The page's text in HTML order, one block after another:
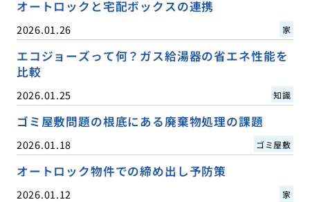
オートロックと宅配ボックスの連携
2026.01.26 家
エコジョーズって何？ガス給湯器の省エネ性能を
比較
2026.01.25 知識
ゴミ屋敷問題の根底にある廃棄物処理の課題
2026.01.18 ゴミ屋敷
オートロック物件での締め出し予防策
2026.01.12 家